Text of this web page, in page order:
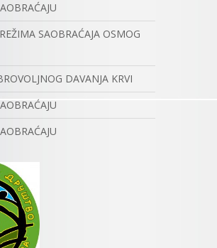
SAOBRAĆAJA OSMOG
DAVANJA KRVI